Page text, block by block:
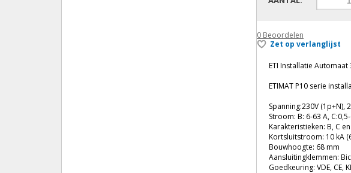
0 Beoordelen
Zet op verlanglijst
ETI Installatie Automaat
ETIMAT P10 serie
Spanning:230V (1p+N),
Stroom: B: 6-63 A,
Karakteristieken: B, C
Kortsluitstroom: 10 kA
Bouwhoogte: 68 mm
Aansluitingklemmen:
Goedkeuring: VDE, CE,